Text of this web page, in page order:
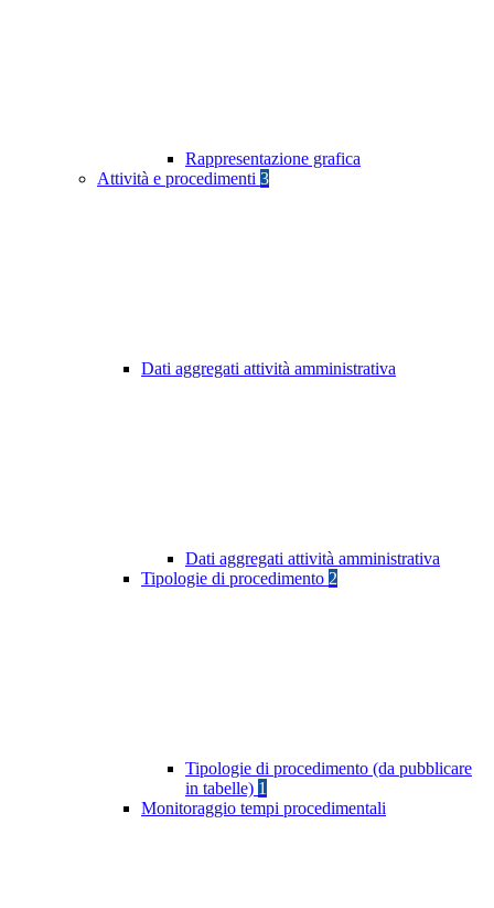
Rappresentazione grafica
Attività e procedimenti 3
Dati aggregati attività amministrativa
Dati aggregati attività amministrativa
Tipologie di procedimento 2
Tipologie di procedimento (da pubblicare
in tabelle) 1
Monitoraggio tempi procedimentali